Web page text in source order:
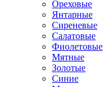
Ореховые
Янтарные
Сиреневые
Салатовые
Фиолетовые
Мятные
Золотые
Синие